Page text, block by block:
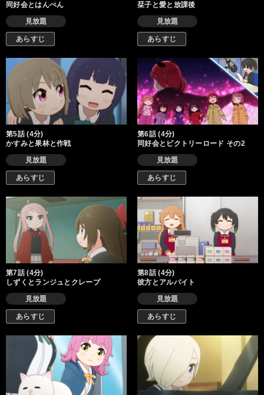
同好会とはんぺん
見放題
あらすじ
栞子と愛と放課後
見放題
あらすじ
第5話 (4分)
かすみと果林と作戦
見放題
あらすじ
第6話 (4分)
同好会とビクトリーロード その2
見放題
あらすじ
第7話 (4分)
しずくとランジュとクレープ
見放題
あらすじ
第8話 (4分)
彼方とアルバイト
見放題
あらすじ